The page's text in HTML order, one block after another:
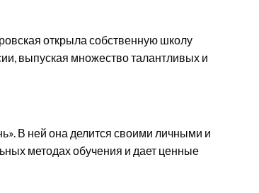
открыла собственную школу
выпуская множество талантливых и
В ней она делится своими личными и
методах обучения и дает ценные